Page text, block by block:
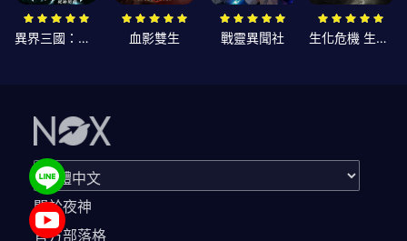
異界三國：死神契約 血影雙生 戰靈異聞社 生化危機 生存兵種
關於夜神
官方部落格